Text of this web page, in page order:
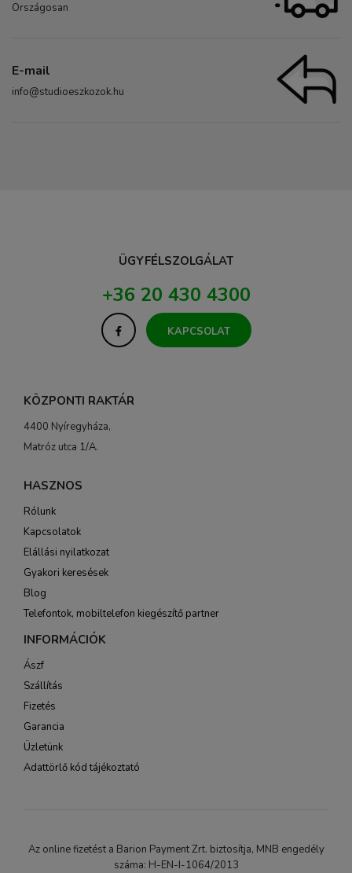
Országosan
E-mail
info@studioeszkozok.hu
ÜGYFÉLSZOLGÁLAT
+36 20 430 4300
KAPCSOLAT
KÖZPONTI RAKTÁR
4400 Nyíregyháza,
Matróz utca 1/A.
HASZNOS
Rólunk
Kapcsolatok
Elállási nyilatkozat
Gyakori keresések
Blog
Telefontok, mobiltelefon kiegészítő partner
INFORMÁCIÓK
Ászf
Szállítás
Fizetés
Garancia
Üzletünk
Adattörlő kód tájékoztató
Az online fizetést a Barion Payment Zrt. biztosítja, MNB engedély
száma: H-EN-I-1064/2013